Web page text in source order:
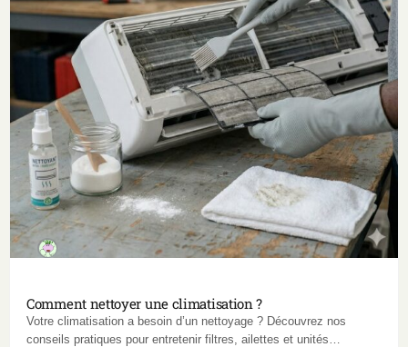
Comment nettoyer une climatisation ?
Votre climatisation a besoin d’un nettoyage ? Découvrez nos
conseils pratiques pour entretenir filtres, ailettes et unités